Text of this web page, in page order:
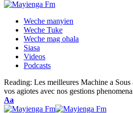
Weche manyien
Weche Tuke
Weche mag ohala
Siasa
Videos
Podcasts
Reading: Les meilleures Machine a
vos agiotes avec nos gestions
Font
Resizer
Aa